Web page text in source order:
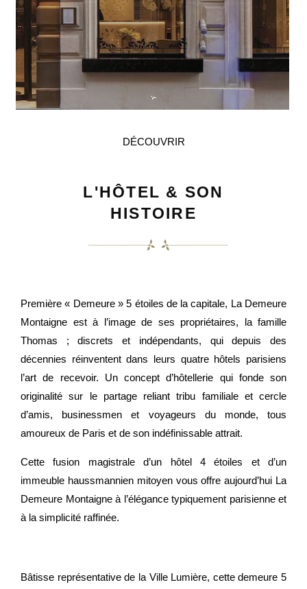
DÉCOUVRIR
L'HÔTEL & SON
HISTOIRE
Première « Demeure » 5 étoiles de la capitale, La Demeure
Montaigne est à l’image de ses propriétaires, la famille
Thomas ; discrets et indépendants, qui depuis des
décennies réinventent dans leurs quatre hôtels parisiens
l’art de recevoir. Un concept d’hôtellerie qui fonde son
originalité sur le partage reliant tribu familiale et cercle
d’amis, businessmen et voyageurs du monde, tous
amoureux de Paris et de son indéfinissable attrait.
Cette fusion magistrale d’un hôtel 4 étoiles et d’un
immeuble haussmannien mitoyen vous offre aujourd’hui La
Demeure Montaigne à l’élégance typiquement parisienne et
à la simplicité raffinée.
Bâtisse représentative de la Ville Lumière, cette demeure 5